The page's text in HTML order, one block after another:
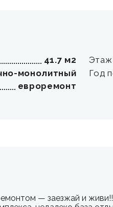
41.7 м2 Этаж
монолитный Год
евроремонт
— заезжай и